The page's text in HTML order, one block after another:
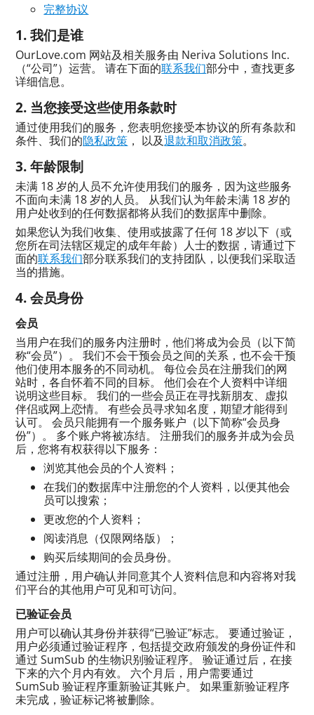
完整协议
我们是谁
OurLove.com 网站及相关服务由 Neriva Solutions Inc.
（“公司”）运营。 请在下面的联系我们部分中，查找更多
详细信息。
当您接受这些使用条款时
通过使用我们的服务，您表明您接受本协议的所有条款和
条件、我们的隐私政策 ， 以及退款和取消政策。
年龄限制
未满 18 岁的人员不允许使用我们的服务，因为这些服务
不面向未满 18 岁的人员。 从我们认为年龄未满 18 岁的
用户处收到的任何数据都将从我们的数据库中删除。
如果您认为我们收集、使用或披露了任何 18 岁以下（或
您所在司法辖区规定的成年年龄）人士的数据，请通过下
面的联系我们部分联系我们的支持团队，以便我们采取适
当的措施。
会员身份
会员
当用户在我们的服务内注册时，他们将成为会员（以下简
称“会员”）。 我们不会干预会员之间的关系，也不会干预
他们使用本服务的不同动机。 每位会员在注册我们的网
站时，各自怀着不同的目标。 他们会在个人资料中详细
说明这些目标。 我们的一些会员正在寻找新朋友、虚拟
伴侣或网上恋情。 有些会员寻求知名度，期望才能得到
认可。 会员只能拥有一个服务账户（以下简称“会员身
份”）。 多个账户将被冻结。 注册我们的服务并成为会员
后，您将有权获得以下服务：
浏览其他会员的个人资料；
在我们的数据库中注册您的个人资料，以便其他会
员可以搜索；
更改您的个人资料；
阅读消息（仅限网络版）；
购买后续期间的会员身份。
通过注册，用户确认并同意其个人资料信息和内容将对我
们平台的其他用户可见和可访问。
已验证会员
用户可以确认其身份并获得“已验证”标志。 要通过验证，
用户必须通过验证程序，包括提交政府颁发的身份证件和
通过 SumSub 的生物识别验证程序。 验证通过后，在接
下来的六个月内有效。 六个月后，用户需要通过
SumSub 验证程序重新验证其账户。 如果重新验证程序
未完成，验证标记将被删除。